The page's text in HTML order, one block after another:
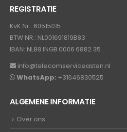
REGISTRATIE
KvK Nr.: 60515015
BTW NR.: NL001691819B83
IBAN: NL88 INGB 0006 6882 35
info@telecomserviceasten.nl
WhatsApp: +31646830525
ALGEMENE INFORMATIE
Over ons